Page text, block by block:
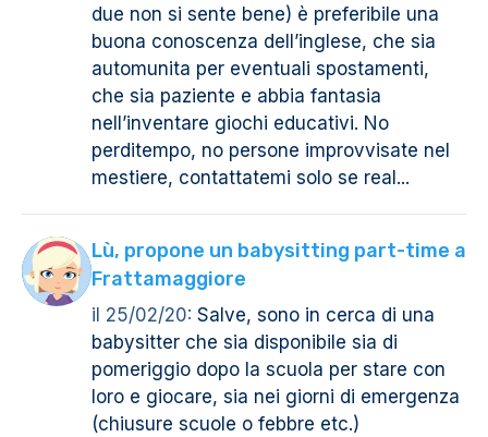
due non si sente bene) è preferibile una
buona conoscenza dell’inglese, che sia
automunita per eventuali spostamenti,
che sia paziente e abbia fantasia
nell’inventare giochi educativi. No
perditempo, no persone improvvisate nel
mestiere, contattatemi solo se real...
Lù, propone un babysitting part-time a
Frattamaggiore
il 25/02/20: Salve, sono in cerca di una
babysitter che sia disponibile sia di
pomeriggio dopo la scuola per stare con
loro e giocare, sia nei giorni di emergenza
(chiusure scuole o febbre etc.)